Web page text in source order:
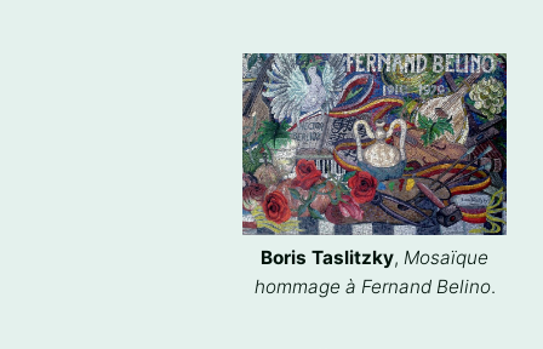
Boris Taslitzky, Mosaïque
hommage à Fernand Belino.